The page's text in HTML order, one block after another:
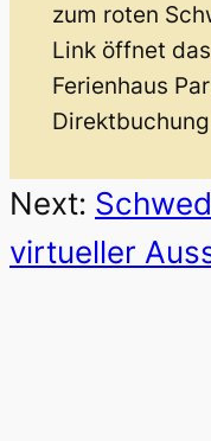
zum roten
Link öffnet
Ferienhaus
Next:
virtueller